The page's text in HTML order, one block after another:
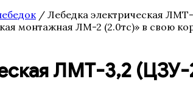
/ Лебедка электрическая
монтажная ЛМ-2 (2.0тс)» в свою
ЛМТ-3,2